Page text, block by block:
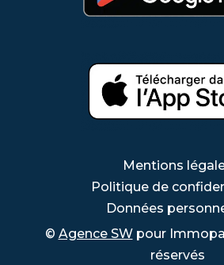
Mentions
Politique de
Données
© Agence SWpour
réservés